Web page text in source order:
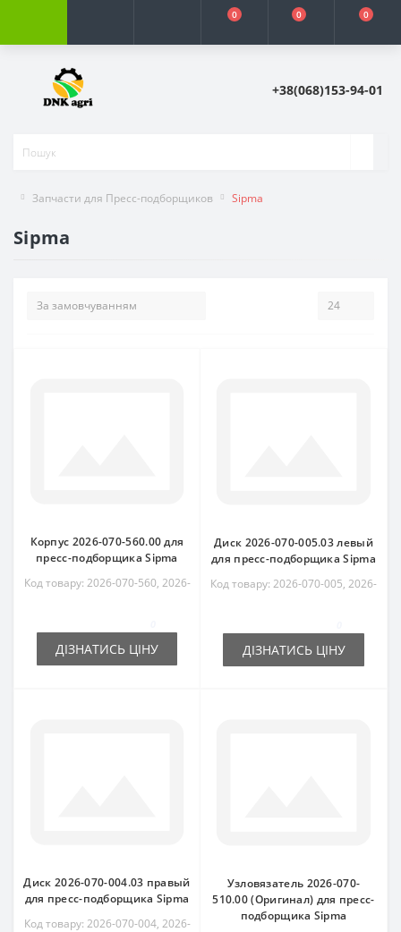
0 0 0
+38(068)153-94-01
Запчасти для Пресс-подборщиков Sipma
Sipma
Корпус 2026-070-560.00 для
пресс-подборщика Sipma
Код товару: 2026-070-560, 2026-
ДІЗНАТИСЬ ЦІНУ
Диск 2026-070-005.03 левый
для пресс-подборщика Sipma
Код товару: 2026-070-005, 2026-
ДІЗНАТИСЬ ЦІНУ
Диск 2026-070-004.03 правый
для пресс-подборщика Sipma
Код товару: 2026-070-004, 2026-
Узловязатель 2026-070-
510.00 (Оригинал) для пресс-
подборщика Sipma